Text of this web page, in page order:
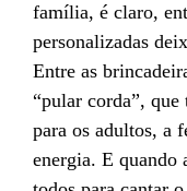
família, é claro,
personalizadas
Entre as
“pular corda”,
para os adultos, a
energia. E quando